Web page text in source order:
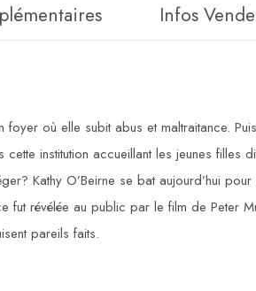
Infos
où elle subit abus et maltraitance.
institution accueillant les jeunes filles
Kathy O’Beirne se bat aujourd’hui
révélée au public par le film de Peter
pareils faits.